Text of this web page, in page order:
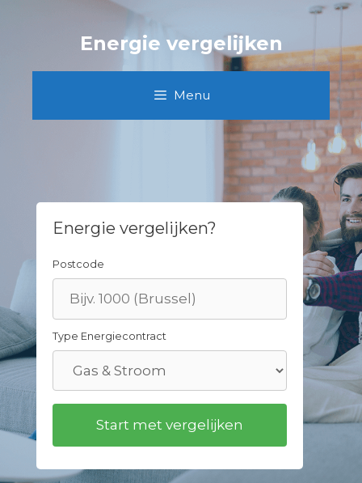
Energie vergelijken
Menu
Energie vergelijken?
Postcode
Type Energiecontract